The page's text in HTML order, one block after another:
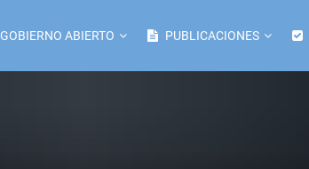
GOBIERNO ABIERTO PUBLICACIONES